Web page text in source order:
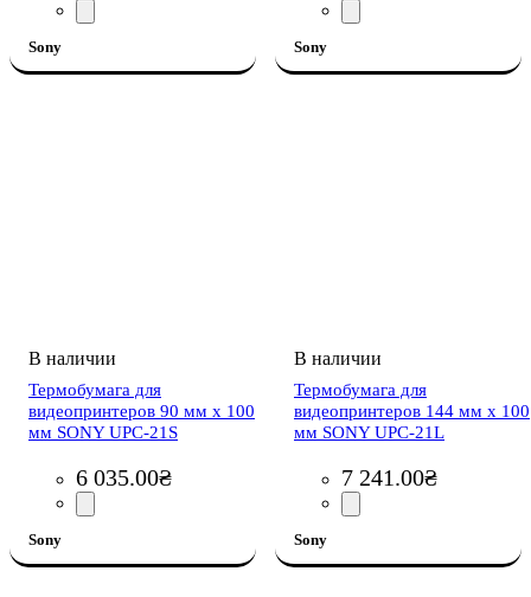
Sony Sony
Термобумага для
видеопринтеров 90 мм х 100
мм SONY UPC-21S
6 035.00₴
Sony
Термобумага для
видеопринтеров 144 мм х 100
мм SONY UPC-21L
7 241.00₴
Sony